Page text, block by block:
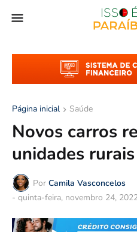
Página inicial Saúde
Novos carros
unidades
Por Camila Vasconcelos
- quinta-feira, novembro 24,